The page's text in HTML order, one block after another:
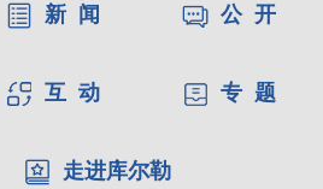
新 闻 公 开
互 动 专 题
走进库尔勒